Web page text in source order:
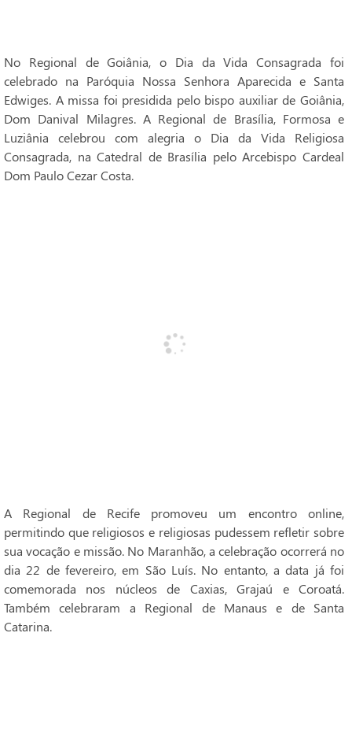
No Regional de Goiânia, o Dia da Vida Consagrada foi
celebrado na Paróquia Nossa Senhora Aparecida e Santa
Edwiges. A missa foi presidida pelo bispo auxiliar de Goiânia,
Dom Danival Milagres. A Regional de Brasília, Formosa e
Luziânia celebrou com alegria o Dia da Vida Religiosa
Consagrada, na Catedral de Brasília pelo Arcebispo Cardeal
Dom Paulo Cezar Costa.
A Regional de Recife promoveu um encontro online,
permitindo que religiosos e religiosas pudessem refletir sobre
sua vocação e missão. No Maranhão, a celebração ocorrerá no
dia 22 de fevereiro, em São Luís. No entanto, a data já foi
comemorada nos núcleos de Caxias, Grajaú e Coroatá.
Também celebraram a Regional de Manaus e de Santa
Catarina.